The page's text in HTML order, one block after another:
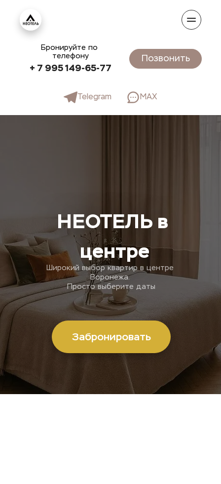
Позвонить
Бронируйте по
телефону
+ 7 995 149-65-77
Telegram MAX
НЕОТЕЛЬ в
центре
Широкий выбор квартир в центре
Воронежа.
Просто выберите даты
Забронировать